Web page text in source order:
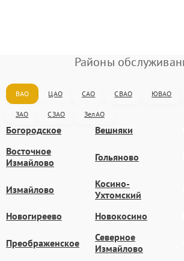
Районы
ВАО ЦАО САО СВАО ЮВАО
ЗАО СЗАО ЗелАО
Богородское Вешняки
Восточное
Измайлово
Гольяново
Измайлово
Косино-
Ухтомский
Новогиреево Новокосино
Преображенское
Северное
Измайлово